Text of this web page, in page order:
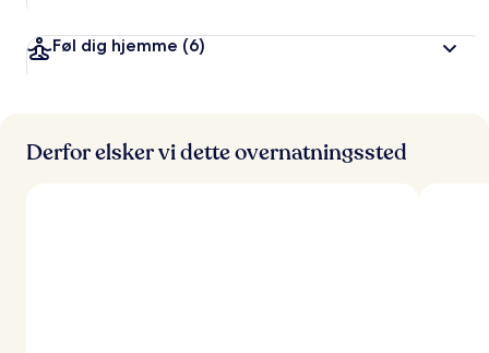
Føl dig hjemme (6)
Derfor elsker vi dette overnatningssted